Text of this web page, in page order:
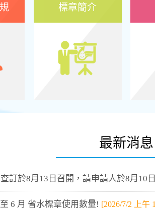
標章簡介
最新消息
訂於8月13日召開，請申請人於8月10
6 月 省水標章使用數量! [2026/7/2 上午